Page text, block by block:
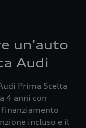
un’auto
Audi
Prima Scelta
4 anni con
incluso e il